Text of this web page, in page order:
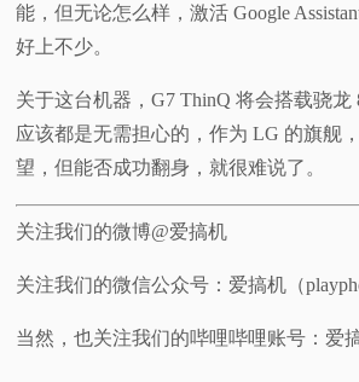
能，但无论怎么样，激活 Google
好上不少。
关于这台机器，G7 ThinQ 将会搭载骁龙
应该都是无需担心的，作为 LG 的旗舰
望，但能否成功翻身，就很难说了。
关注我们的微博@爱搞机
关注我们的微信公众号：爱搞机（
当然，也关注我们的哔哩哔哩账号：爱